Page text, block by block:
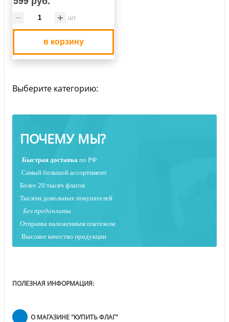
шт
в корзину
Выберите категорию:
ПОЧЕМУ МЫ?
Быстрая доставка по РФ
Самый большой ассортимент
Более 20 тысяч флагов
Тысячи довольных покупателей
Без предоплаты
Отправка наложенным платежом
Высокое качество продукции
ПОЛЕЗНАЯ ИНФОРМАЦИЯ:
О МАГАЗИНЕ "КУПИТЬ ФЛАГ"